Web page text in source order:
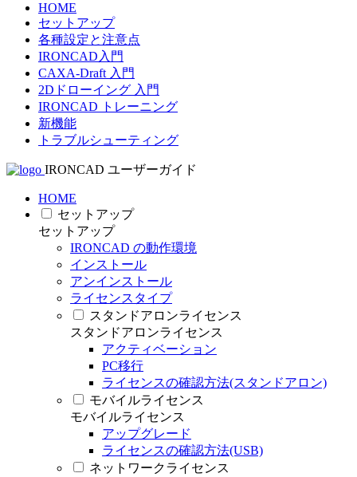
HOME
セットアップ
各種設定と注意点
IRONCAD入門
CAXA-Draft 入門
2Dドローイング 入門
IRONCAD トレーニング
新機能
トラブルシューティング
IRONCAD ユーザーガイド
HOME
セットアップ
セットアップ
IRONCAD の動作環境
インストール
アンインストール
ライセンスタイプ
スタンドアロンライセンス
スタンドアロンライセンス
アクティベーション
PC移行
ライセンスの確認方法(スタンドアロン)
モバイルライセンス
モバイルライセンス
アップグレード
ライセンスの確認方法(USB)
ネットワークライセンス